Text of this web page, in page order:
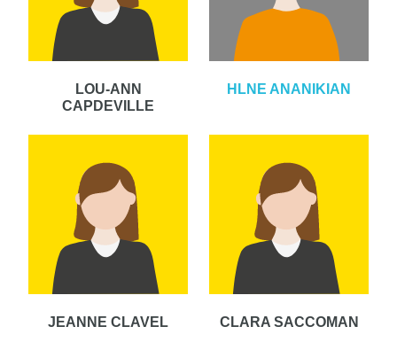
LOU-ANN
CAPDEVILLE
HLNE ANANIKIAN
JEANNE CLAVEL CLARA SACCOMAN